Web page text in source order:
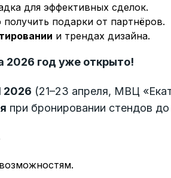
для эффективных сделок.
подарки от партнёров.
и трендах дизайна.
2026 год уже открыто!
2026 (21–23 апреля, МВЦ
при бронировании стендов до